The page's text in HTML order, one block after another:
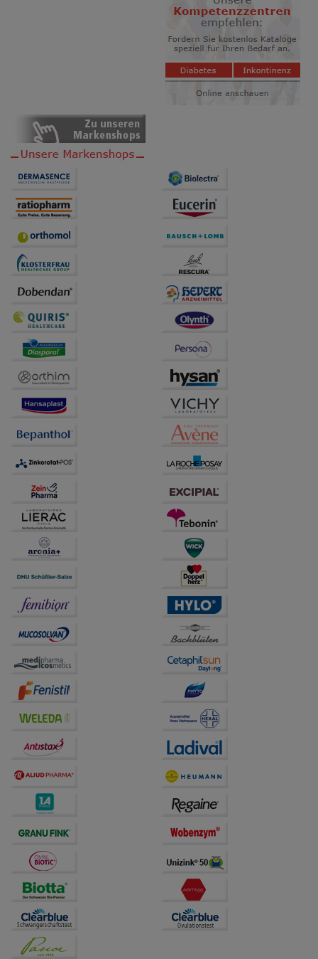
Website weiter für Sie optimieren können, den Inhalt
auf unserer Website aber auch die Werbung auf
Drittseiten möglichst relevant für Sie zu gestalten.
Bitte beachten Sie, dass Daten hierfür teilweise an